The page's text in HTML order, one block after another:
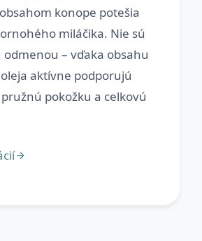
konope potešia
miláčika. Nie sú
– vďaka obsahu
aktívne podporujú
pokožku a celkovú